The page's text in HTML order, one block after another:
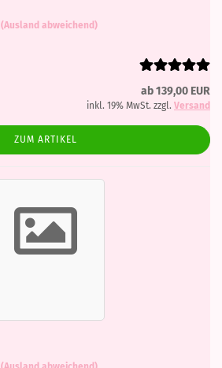
(Ausland abweichend)
ab 139,00 EUR
inkl. 19% MwSt. zzgl. Versand
ZUM ARTIKEL